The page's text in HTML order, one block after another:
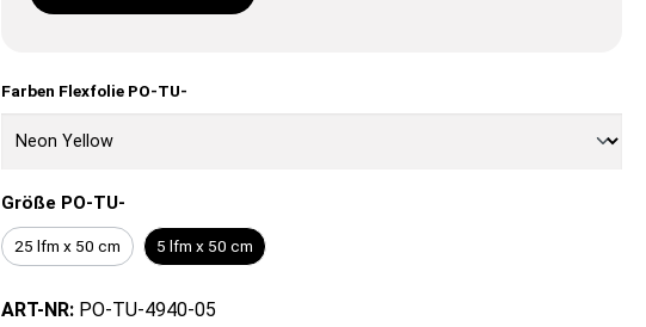
Farben Flexfolie PO-TU-
Größe PO-TU-
25 lfm x 50 cm 5 lfm x 50 cm
ART-NR: PO-TU-4940-05